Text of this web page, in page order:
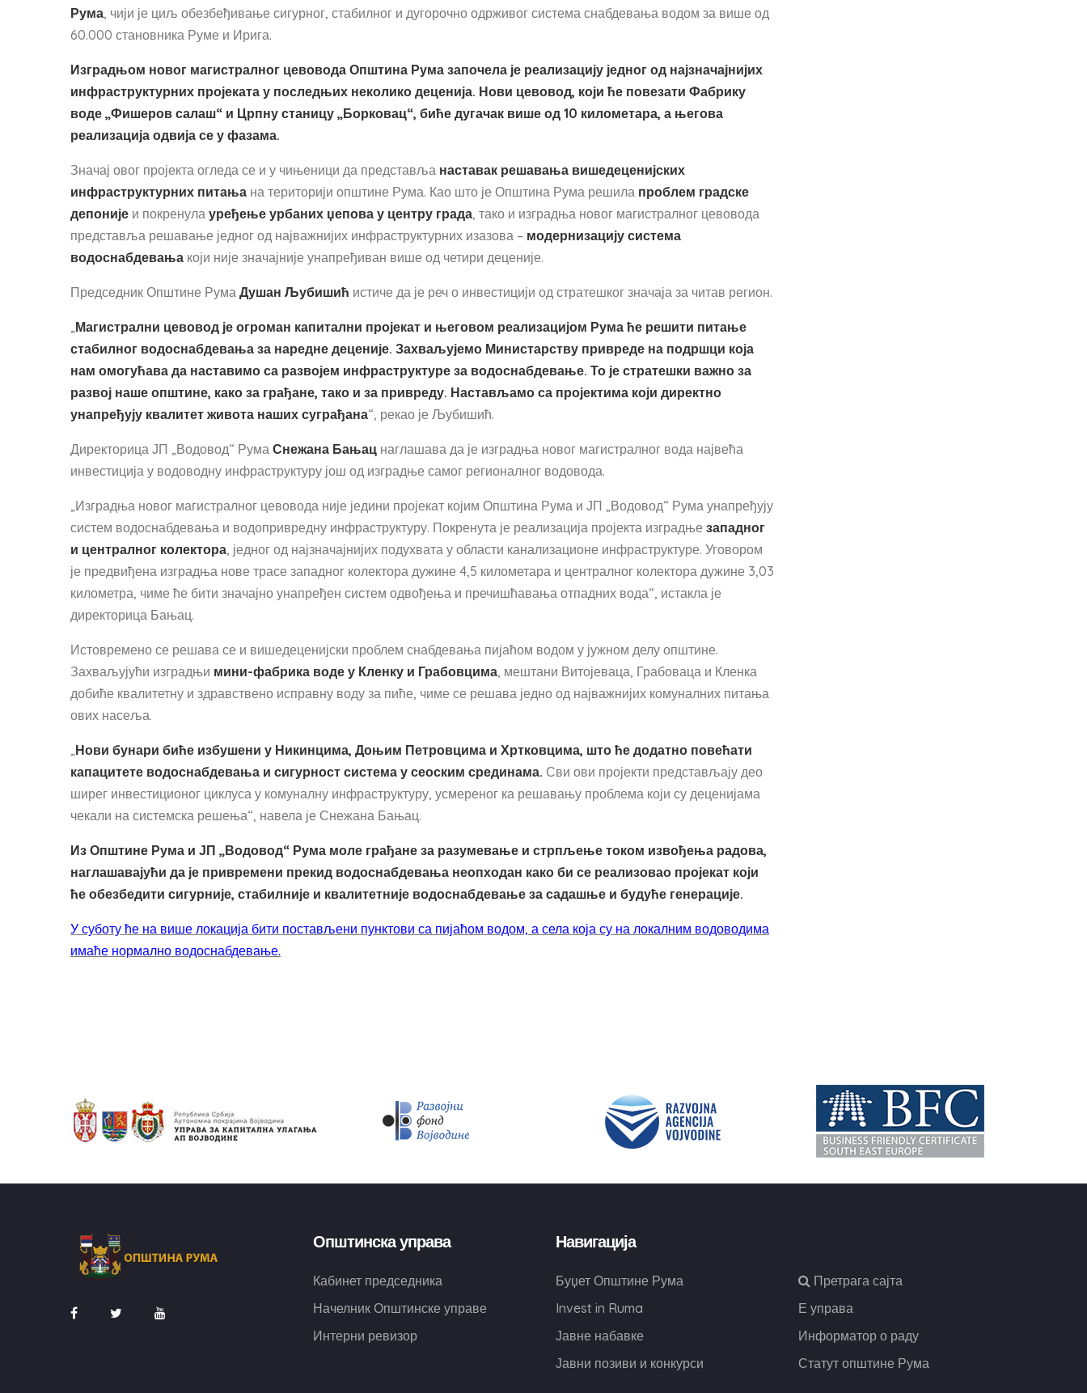
Рума, чији је циљ обезбеђивање сигурног, стабилног и дугорочно одрживог система снабдевања водом за више од
60.000 становника Руме и Ирига.
Изградњом новог магистралног цевовода Општина Рума започела је реализацију једног од најзначајнијих
инфраструктурних пројеката у последњих неколико деценија. Нови цевовод, који ће повезати Фабрику
воде „Фишеров салаш“ и Црпну станицу „Борковац“, биће дугачак више од 10 километара, а његова
реализација одвија се у фазама.
Значај овог пројекта огледа се и у чињеници да представља наставак решавања вишедеценијских
инфраструктурних питања на територији општине Рума. Као што је Општина Рума решила проблем градске
депоније и покренула уређење урбаних џепова у центру града, тако и изградња новог магистралног цевовода
представља решавање једног од најважнијих инфраструктурних изазова – модернизацију система
водоснабдевања који није значајније унапређиван више од четири деценије.
Председник Општине Рума Душан Љубишић истиче да је реч о инвестицији од стратешког значаја за читав регион.
„Магистрални цевовод је огроман капитални пројекат и његовом реализацијом Рума ће решити питање
стабилног водоснабдевања за наредне деценије. Захваљујемо Министарству привреде на подршци која
нам омогућава да наставимо са развојем инфраструктуре за водоснабдевање. То је стратешки важно за
развој наше општине, како за грађане, тако и за привреду. Настављамо са пројектима који директно
унапређују квалитет живота наших суграђана“, рекао је Љубишић.
Директорица ЈП „Водовод“ Рума Снежана Бањац наглашава да је изградња новог магистралног вода највећа
инвестиција у водоводну инфраструктуру још од изградње самог регионалног водовода.
„Изградња новог магистралног цевовода није једини пројекат којим Општина Рума и ЈП „Водовод“ Рума унапређују
систем водоснабдевања и водопривредну инфраструктуру. Покренута је реализација пројекта изградње западног
и централног колектора, једног од најзначајнијих подухвата у области канализационе инфраструктуре. Уговором
је предвиђена изградња нове трасе западног колектора дужине 4,5 километара и централног колектора дужине 3,03
километра, чиме ће бити значајно унапређен систем одвођења и пречишћавања отпадних вода“, истакла је
директорица Бањац.
Истовремено се решава се и вишедеценијски проблем снабдевања пијаћом водом у јужном делу општине.
Захваљујући изградњи мини-фабрика воде у Кленку и Грабовцима, мештани Витојеваца, Грабоваца и Кленка
добиће квалитетну и здравствено исправну воду за пиће, чиме се решава једно од најважнијих комуналних питања
ових насеља.
„Нови бунари биће избушени у Никинцима, Доњим Петровцима и Хртковцима, што ће додатно повећати
капацитете водоснабдевања и сигурност система у сеоским срединама. Сви ови пројекти представљају део
ширег инвестиционог циклуса у комуналну инфраструктуру, усмереног ка решавању проблема који су деценијама
чекали на системска решења“, навела је Снежана Бањац.
Из Општине Рума и ЈП „Водовод“ Рума моле грађане за разумевање и стрпљење током извођења радова,
наглашавајући да је привремени прекид водоснабдевања неопходан како би се реализовао пројекат који
ће обезбедити сигурније, стабилније и квалитетније водоснабдевање за садашње и будуће генерације.
У суботу ће на више локација бити постављени пунктови са пијаћом водом, а села која су на локалним водоводима
имаће нормално водоснабдевање.
Општинска управа
Кабинет председника
Начелник Општинске управе
Интерни ревизор
Навигација
Буџет Општине Рума
Invest in Ruma
Јавне набавке
Јавни позиви и конкурси
Претрага сајта
Е управа
Информатор о раду
Статут општине Рума